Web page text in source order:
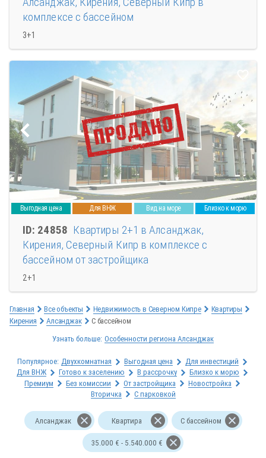
комплексе с бассейном
3+1
Выгодная цена Для ВНЖ Вид на море Близко к морю
ID: 24858 Квартиры 2+1 в Алсанджак,
Кирения, Северный Кипр в комплексе с
бассейном от застройщика
2+1
Главная Все объекты Недвижимость в Северном Кипре
Квартиры
Кирения
Алсанджак С бассейном
Узнать больше: Особенности региона Алсанджак
Популярное: Двухкомнатная Выгодная цена
Для инвестиций
Для ВНЖ
Готово к заселению В рассрочку
Близко к морю
Премиум
Без комиссии От застройщика
Новостройка
Вторичка
С парковкой
Алсанджак Квартира С бассейном
35.000 € - 5.540.000 €